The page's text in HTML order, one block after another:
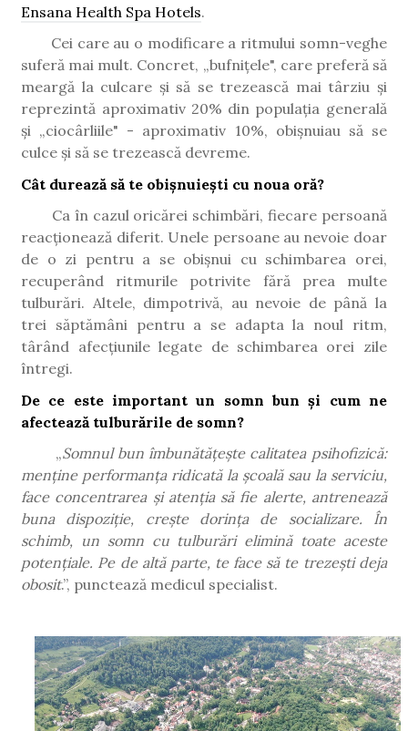
Ensana Health Spa Hotels.
Cei care au o modificare a ritmului somn-veghe
suferă mai mult. Concret, „bufnițele", care preferă să
meargă la culcare și să se trezească mai târziu și
reprezintă aproximativ 20% din populația generală
și „ciocârliile" - aproximativ 10%, obișnuiau să se
culce și să se trezească devreme.
Cât durează să te obișnuiești cu noua oră?
Ca în cazul oricărei schimbări, fiecare persoană
reacționează diferit. Unele persoane au nevoie doar
de o zi pentru a se obișnui cu schimbarea orei,
recuperând ritmurile potrivite fără prea multe
tulburări. Altele, dimpotrivă, au nevoie de până la
trei săptămâni pentru a se adapta la noul ritm,
târând afecțiunile legate de schimbarea orei zile
întregi.
De ce este important un somn bun și cum ne
afectează tulburările de somn?
„Somnul bun îmbunătățește calitatea psihofizică:
menține performanța ridicată la școală sau la serviciu,
face concentrarea și atenția să fie alerte, antrenează
buna dispoziție, crește dorința de socializare. În
schimb, un somn cu tulburări elimină toate aceste
potențiale. Pe de altă parte, te face să te trezești deja
obosit.”, punctează medicul specialist.